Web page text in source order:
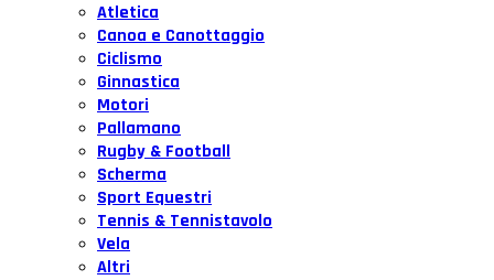
Atletica
Canoa e Canottaggio
Ciclismo
Ginnastica
Motori
Pallamano
Rugby & Football
Scherma
Sport Equestri
Tennis & Tennistavolo
Vela
Altri